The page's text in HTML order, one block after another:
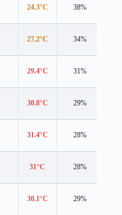
24.3°C 38%
27.2°C 34%
29.4°C 31%
30.8°C 29%
31.4°C 28%
31°C 28%
30.1°C 29%